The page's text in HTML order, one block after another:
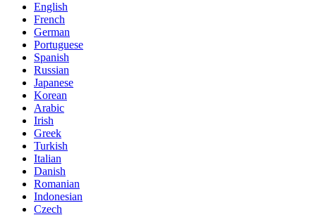
English
French
German
Portuguese
Spanish
Russian
Japanese
Korean
Arabic
Irish
Greek
Turkish
Italian
Danish
Romanian
Indonesian
Czech